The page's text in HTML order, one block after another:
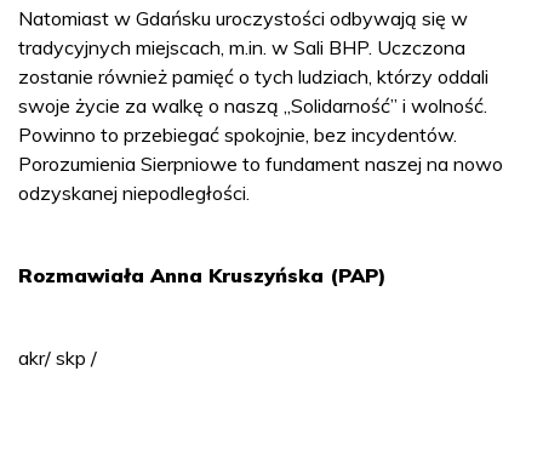
Natomiast w Gdańsku uroczystości odbywają się w
tradycyjnych miejscach, m.in. w Sali BHP. Uczczona
zostanie również pamięć o tych ludziach, którzy oddali
swoje życie za walkę o naszą „Solidarność” i wolność.
Powinno to przebiegać spokojnie, bez incydentów.
Porozumienia Sierpniowe to fundament naszej na nowo
odzyskanej niepodległości.
Rozmawiała Anna Kruszyńska (PAP)
akr/ skp /